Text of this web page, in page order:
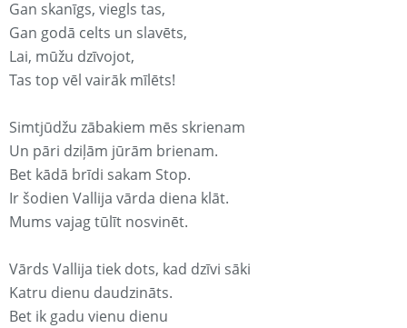
Gan skanīgs, viegls tas,
Gan godā celts un slavēts,
Lai, mūžu dzīvojot,
Tas top vēl vairāk mīlēts!
Simtjūdžu zābakiem mēs skrienam
Un pāri dziļām jūrām brienam.
Bet kādā brīdi sakam Stop.
Ir šodien Vallija vārda diena klāt.
Mums vajag tūlīt nosvinēt.
Vārds Vallija tiek dots, kad dzīvi sāki
Katru dienu daudzināts.
Bet ik gadu vienu dienu